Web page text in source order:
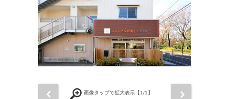
画像タップで拡大表示【1/1】